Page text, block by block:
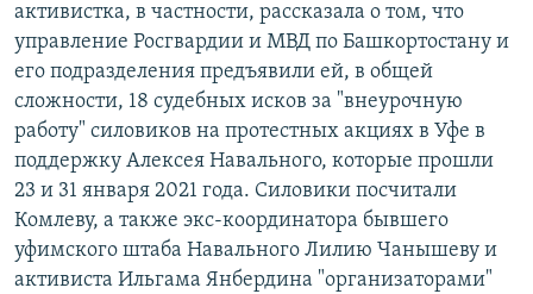
активистка, в частности, рассказала о том, что
управление Росгвардии и МВД по Башкортостану и
его подразделения предъявили ей, в общей
сложности, 18 судебных исков за "внеурочную
работу" силовиков на протестных акциях в Уфе в
поддержку Алексея Навального, которые прошли
23 и 31 января 2021 года. Силовики посчитали
Комлеву, а также экс-координатора бывшего
уфимского штаба Навального Лилию Чанышеву и
активиста Ильгама Янбердина "организаторами"